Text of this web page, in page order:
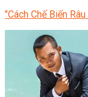
"Cách Chế Biến